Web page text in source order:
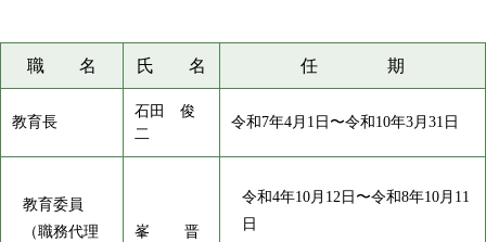
職 名 氏 名 任 期
教育長
石田 俊
二
令和7年4月1日〜令和10年3月31日
教育委員
（職務代理
峯 晋
令和4年10月12日〜令和8年10月11
日